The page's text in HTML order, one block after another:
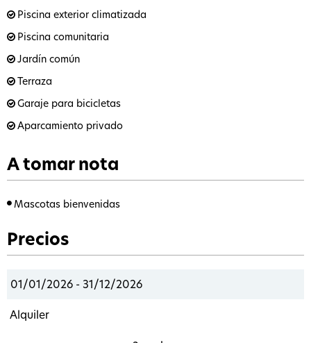
Piscina exterior climatizada
Piscina comunitaria
Jardín común
Terraza
Garaje para bicicletas
Aparcamiento privado
A tomar nota
Mascotas bienvenidas
Precios
01/01/2026 - 31/12/2026
Alquiler